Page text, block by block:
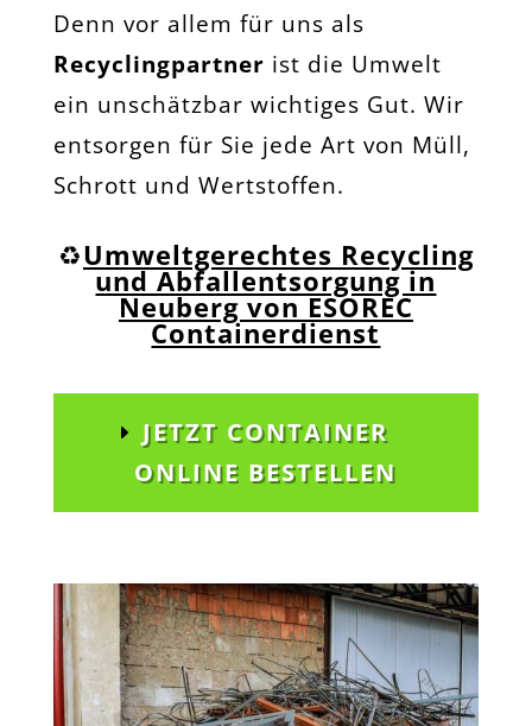
Denn vor allem für uns als
Recyclingpartner ist die Umwelt
ein unschätzbar wichtiges Gut. Wir
entsorgen für Sie jede Art von Müll,
Schrott und Wertstoffen.
♻️Umweltgerechtes Recycling
und Abfallentsorgung in
Neuberg von ESOREC
Containerdienst
JETZT CONTAINER
ONLINE BESTELLEN